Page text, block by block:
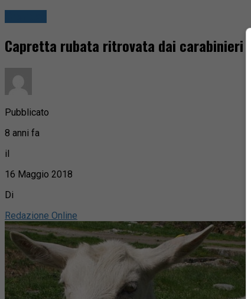
Capretta rubata ritrovata dai carabinieri
Pubblicato
8 anni fa
il
16 Maggio 2018
Di
Redazione Online